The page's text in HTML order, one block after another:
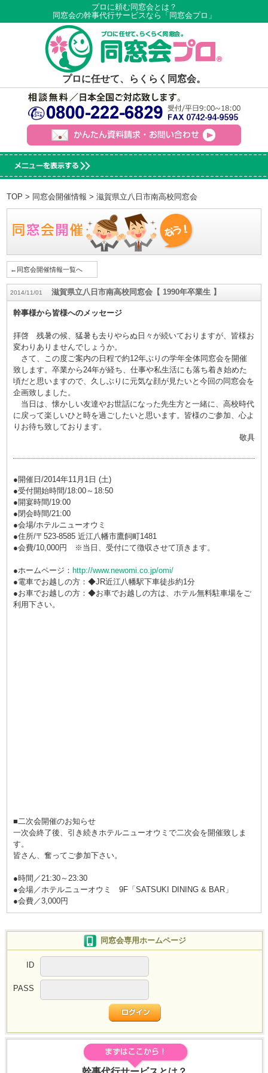
プロに頼む同窓会とは？
同窓会の幹事代行サービスなら「同窓会プロ」
プロに任せて、らくらく同窓会。
TOP > 同窓会開催情報 > 滋賀県立八日市南高校同窓会
←同窓会開催情報一覧へ
2014/11/01 滋賀県立八日市南高校同窓会【 1990年卒業生 】
幹事様から皆様へのメッセージ
拝啓 残暑の候、猛暑も去りやらぬ日々が続いておりますが、皆様お
変わりありませんでしょうか。
さて、この度ご案内の日程で約12年ぶりの学年全体同窓会を開催
致します。卒業から24年が経ち、仕事や私生活にも落ち着き始めた
頃だと思いますので、久しぶりに元気な顔が見たいと今回の同窓会を
企画致しました。
当日は、懐かしい友達やお世話になった先生方と一緒に、高校時代
に戻って楽しいひと時を過ごしたいと思います。皆様のご参加、心よ
りお待ち致しております。
敬具
●開催日/2014年11月1日 (土)
●受付開始時間/18:00～18:50
●開宴時間/19:00
●閉会時間/21:00
●会場/ホテルニューオウミ
●住所/〒523-8585 近江八幡市鷹飼町1481
●会費/10,000円 ※当日、受付にて徴収させて頂きます。
●ホームページ： http://www.newomi.co.jp/omi/
●電車でお越しの方：◆JR近江八幡駅下車徒歩約1分
●お車でお越しの方：◆お車でお越しの方は、ホテル無料駐車場をご
利用下さい。
■二次会開催のお知らせ
一次会終了後、引き続きホテルニューオウミで二次会を開催致しま
す。
皆さん、奮ってご参加下さい。
●時間／21:30～23:30
●会場／ホテルニューオウミ 9F「SATSUKI DINING & BAR」
●会費／3,000円
同窓会専用ホームページ
ID
PASS